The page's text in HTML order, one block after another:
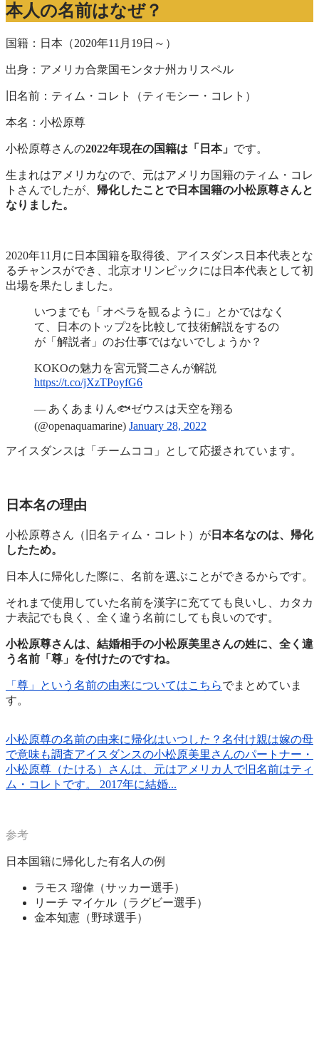
本人の名前はなぜ？
国籍：日本（2020年11月19日～）
出身：アメリカ合衆国モンタナ州カリスペル
旧名前：ティム・コレト（ティモシー・コレト）
本名：小松原尊
小松原尊さんの2022年現在の国籍は「日本」 です。
生まれはアメリカなので、元はアメリカ国籍のティム・コレ
トさんでしたが、 帰化したことで日本国籍の小松原尊さんと
なりました。
2020年11月に日本国籍を取得後、アイスダンス日本代表とな
るチャンスができ、北京オリンピックには日本代表として初
出場を果たしました。
いつまでも「オペラを観るように」とかではなく
て、日本のトップ2を比較して技術解説をするの
が「解説者」のお仕事ではないでしょうか？
KOKOの魅力を宮元賢二さんが解説
https://t.co/jXzTPoyfG6
— あくあまりん🐟ゼウスは天空を翔る
(@openaquamarine) January 28, 2022
アイスダンスは「チームココ」として応援されています。
日本名の理由
小松原尊さん（旧名ティム・コレト）が 日本名なのは、帰化
したため。
日本人に帰化した際に、名前を選ぶことができるからです。
それまで使用していた名前を漢字に充てても良いし、カタカ
ナ表記でも良く、全く違う名前にしても良いのです。
小松原尊さんは、結婚相手の小松原美里さんの姓に、全く違
う名前「尊」を付けたのですね。
「尊」という名前の由来についてはこちらでまとめていま
す。
小松原尊の名前の由来に帰化はいつした？名付け親は嫁の母
で意味も調査アイスダンスの小松原美里さんのパートナー・
小松原尊（たける）さんは、元はアメリカ人で旧名前はティ
ム・コレトです。 2017年に結婚...
日本国籍に帰化した有名人の例
ラモス 瑠偉（サッカー選手）
リーチ マイケル（ラグビー選手）
金本知憲（野球選手）